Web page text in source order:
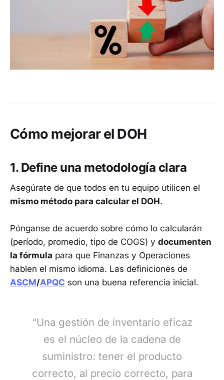
Cómo mejorar el DOH
1. Define una metodología clara
Asegúrate de que todos en tu equipo utilicen el
mismo método para calcular el DOH.
Pónganse de acuerdo sobre cómo lo calcularán
(período, promedio, tipo de COGS) y documenten
la fórmula para que Finanzas y Operaciones
hablen el mismo idioma. Las definiciones de
ASCM/APQC son una buena referencia inicial.
“Una gestión de inventario eficaz
es el núcleo de la cadena de
suministro: tener el producto
correcto, al precio correcto, para